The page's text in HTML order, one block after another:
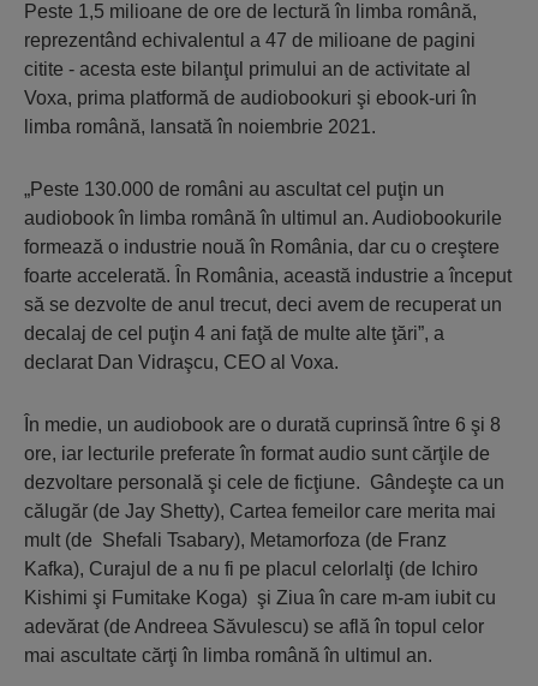
Peste 1,5 milioane de ore de lectură în limba română,
reprezentând echivalentul a 47 de milioane de pagini
citite - acesta este bilanţul primului an de activitate al
Voxa, prima platformă de audiobookuri şi ebook-uri în
limba română, lansată în noiembrie 2021.
„Peste 130.000 de români au ascultat cel puţin un
audiobook în limba română în ultimul an. Audiobookurile
formează o industrie nouă în România, dar cu o creştere
foarte accelerată. În România, această industrie a început
să se dezvolte de anul trecut, deci avem de recuperat un
decalaj de cel puţin 4 ani faţă de multe alte ţări”, a
declarat Dan Vidraşcu, CEO al Voxa.
În medie, un audiobook are o durată cuprinsă între 6 şi 8
ore, iar lecturile preferate în format audio sunt cărţile de
dezvoltare personală şi cele de ficţiune. Gândeşte ca un
călugăr (de Jay Shetty), Cartea femeilor care merita mai
mult (de Shefali Tsabary), Metamorfoza (de Franz
Kafka), Curajul de a nu fi pe placul celorlalţi (de Ichiro
Kishimi şi Fumitake Koga) şi Ziua în care m-am iubit cu
adevărat (de Andreea Săvulescu) se află în topul celor
mai ascultate cărţi în limba română în ultimul an.